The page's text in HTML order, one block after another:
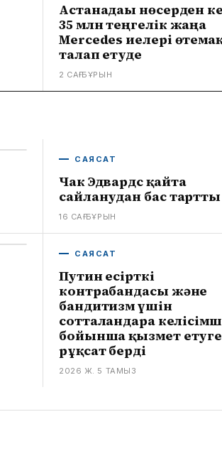
Астанадағы нөсерден
35 млн теңгелік жаңа
Mercedes иелері
талап етуде
2 САҒ БҰРЫН
САЯСАТ
Чак Эдвардс қайта
сайланудан бас тартты
16 САҒ БҰРЫН
САЯСАТ
Путин есірткі
контрабандасы және
бандитизм үшін
сотталғандарға
бойынша қызмет етуге
рұқсат берді
2026 Ж. 5 ТАМЫЗ